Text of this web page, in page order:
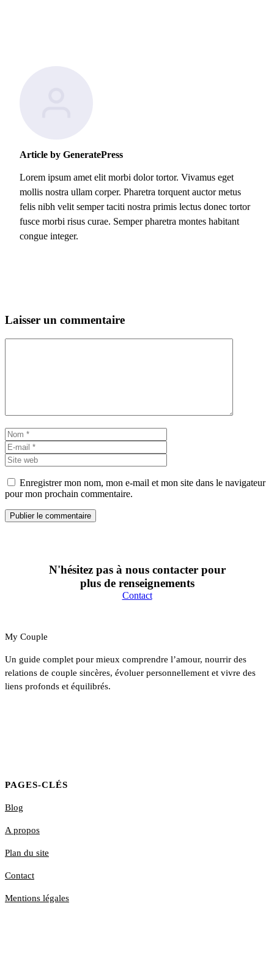
Article by GeneratePress
Lorem ipsum amet elit morbi dolor tortor. Vivamus eget
mollis nostra ullam corper. Pharetra torquent auctor metus
felis nibh velit semper taciti nostra primis lectus donec tortor
fusce morbi risus curae. Semper pharetra montes habitant
congue integer.
Laisser un commentaire
Nom
mail
web
Enregistrer mon nom, mon e-mail et mon site dans le navigateur
pour mon prochain commentaire.
N'hésitez pas à nous contacter pour
plus de renseignements
Contact
My Couple
Un guide complet pour mieux comprendre l’amour, nourrir des
relations de couple sincères, évoluer personnellement et vivre des
liens profonds et équilibrés.
PAGES-CLÉS
Blog
A propos
Plan du site
Contact
Mentions légales